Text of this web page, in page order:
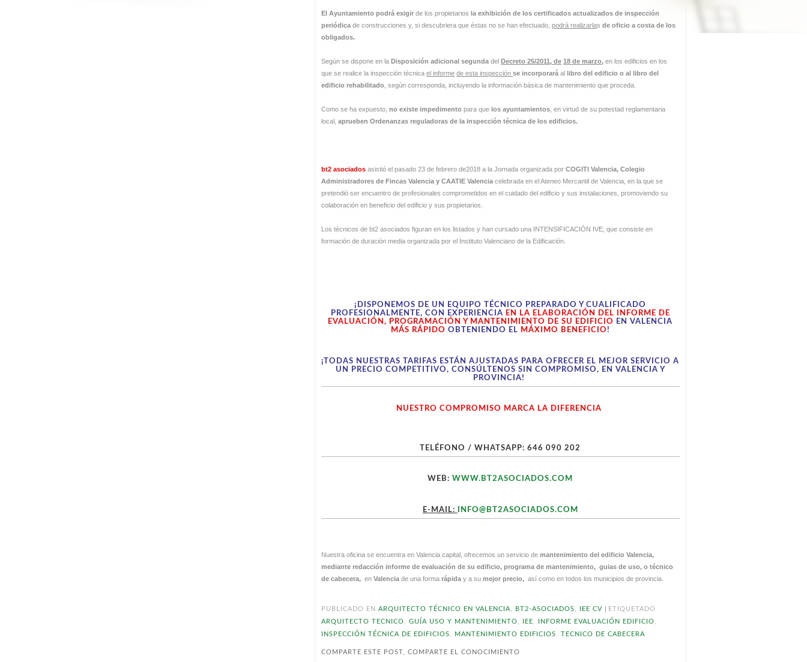
El Ayuntamiento podrá exigirde los propietariosla exhibición de los certificados actualizados de inspección
periódicade construcciones y, si descubriera que éstas no se han efectuado,podrá realizarlasdeoficio a costa de los
obligados.
Según se dispone en laDisposición adicional segundadelDecreto 25/2011, de 18 de marzo,en los edificios en los
que se realice la inspección técnicael informe de esta inspecciónse incorporaráallibro del edificio o al libro del
edificio rehabilitado , según corresponda, incluyendo la información básica de mantenimiento que proceda.
Como se ha expuesto,no existe impedimentopara quelos ayuntamientos , en virtud de su potestad reglamentaria
local,aprueben Ordenanzas reguladoras de la inspección técnica de los edificios.
bt2 asociados asistió el pasado 23 de febrero de2018 a la Jornada organizada porCOGITI Valencia, Colegio
Administradores de Fincas Valencia y CAATIE Valenciacelebrada en el Ateneo Mercantil de Valencia, en la que se
pretendió ser encuentro de profesionales comprometidos en el cuidado del edificio y sus instalaciones, promoviendo su
colaboración en beneficio del edificio y sus propietarios.
Los técnicos de bt2 asociados figuran en los listados y han cursado una INTENSIFICACIÓN IVE, que consiste en
formación de duración media organizada por el Instituto Valenciano de la Edificación.
¡DISPONEMOS DE UN EQUIPO TÉCNICO PREPARADO Y CUALIFICADO
PROFESIONALMENTE, CON EXPERIENCIA EN LA ELABORACIÓN DEL INFORME DE
EVALUACIÓN, PROGRAMACIÓN Y MANTENIMIENTO DE SU EDIFICIO
EN VALENCIA
MÁS RÁPIDO OBTENIENDO EL MÁXIMO BENEFICIO !
¡TODAS NUESTRAS TARIFAS ESTÁN AJUSTADAS PARA OFRECER EL MEJOR SERVICIO A
UN PRECIO COMPETITIVO, CONSÚLTENOS SIN COMPROMISO, EN VALENCIA Y
PROVINCIA!
NUESTRO COMPROMISO MARCA LA DIFERENCIA
TELÉFONO / WHATSAPP: 646 090 202
WEB:WWW.BT2ASOCIADOS.COM
E-MAIL: INFO@BT2ASOCIADOS.COM
Nuestra oficina se encuentra en Valencia capital, ofrecemos un servicio demantenimiento del edificio Valencia,
mediante redacción informe de evaluación de su edificio, programa de mantenimiento, guias de uso, o técnico
de cabecera, enValenciade una formarápida y a sumejor precio,así como en todos los municipios de provincia.
PUBLICADO EN ARQUITECTO TÉCNICO EN VALENCIA BT2-ASOCIADOS IEE CV | ETIQUETADO
ARQUITECTO TECNICO
,GUÍA USO Y MANTENIMIENTO IEE INFORME EVALUACIÓN EDIFICIO
INSPECCIÓN TÉCNICA DE EDIFICIOS
MANTENIMIENTO EDIFICIOS ,TECNICO DE CABECERA
COMPARTE ESTE POST, COMPARTE EL CONOCIMIENTO